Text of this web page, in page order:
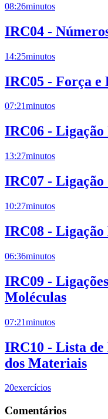
08:26minutos
IRC04 -
14:25minutos
IRC05 - Força e
07:21minutos
IRC06 - Ligação
13:27minutos
IRC07 - Ligação
10:27minutos
IRC08 -
06:36minutos
IRC09 -
Moléculas
07:21minutos
IRC10 - Lista de
dos Materiais
20exercícios
Comentários